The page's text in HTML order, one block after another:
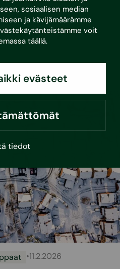
sosiaalisen median
ja kävijämäärämme
voit
täällä.
evästeet
tiedot
tarkoitetaan listausta
ja
•11.2.2026